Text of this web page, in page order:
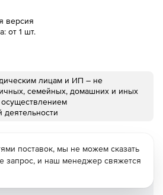
версия
от 1 шт.
лицам и ИП – не
семейных, домашних и иных
деятельности
поставок, мы не можем сказать
запрос, и наш менеджер свяжется